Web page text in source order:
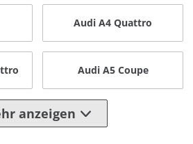
Audi A4 Quattro
Audi A5 Coupe
anzeigen